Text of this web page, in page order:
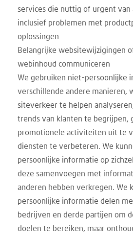
services die nuttig of urgent van
inclusief problemen met
oplossingen
Belangrijke websitewijzigingen
webinhoud communiceren
We gebruiken niet-persoonlijke
verschillende andere manieren,
siteverkeer te helpen
trends van klanten te begrijpen,
promotionele activiteiten uit te
diensten te verbeteren. We
persoonlijke informatie op
deze samenvoegen met
anderen hebben verkregen. We
persoonlijke informatie delen
bedrijven en derde partijen om
doelen te bereiken, maar